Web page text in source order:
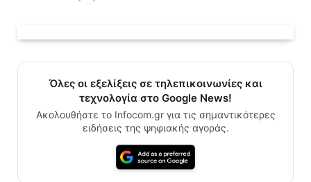
Όλες οι εξελίξεις σε τηλεπικοινωνίες και
τεχνολογία στο Google News!
Ακολουθήστε το Infocom.gr για τις σημαντικότερες
ειδήσεις της ψηφιακής αγοράς.